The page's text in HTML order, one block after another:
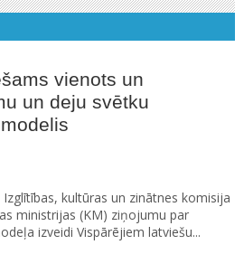
vienots un
un deju svētku
kultūras un zinātnes komisija
ministrijas (KM) ziņojumu par
izveidi Vispārējiem latviešu...